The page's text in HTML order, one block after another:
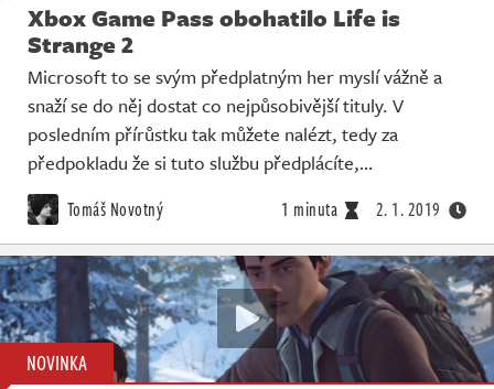
Xbox Game Pass obohatilo Life is
Strange 2
Microsoft to se svým předplatným her myslí vážně a
snaží se do něj dostat co nejpůsobivější tituly. V
posledním přírůstku tak můžete nalézt, tedy za
předpokladu že si tuto službu předplácíte,…
Tomáš Novotný 1 minuta 2. 1. 2019
NOVINKA